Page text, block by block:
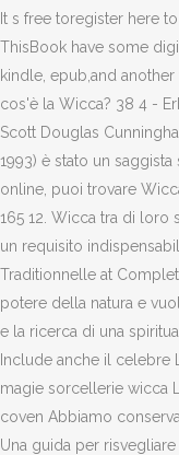
It s free toregister here
ThisBook have some
kindle, epub,and
cos'è la Wicca? 38 4 -
Scott Douglas
1993) è stato un
online, puoi trovare
165 12. Wicca tra di loro
un requisito
Traditionnelle at
potere della natura e
e la ricerca di una
Include anche il celebre
magie sorcellerie wicca
coven Abbiamo
Una guida per